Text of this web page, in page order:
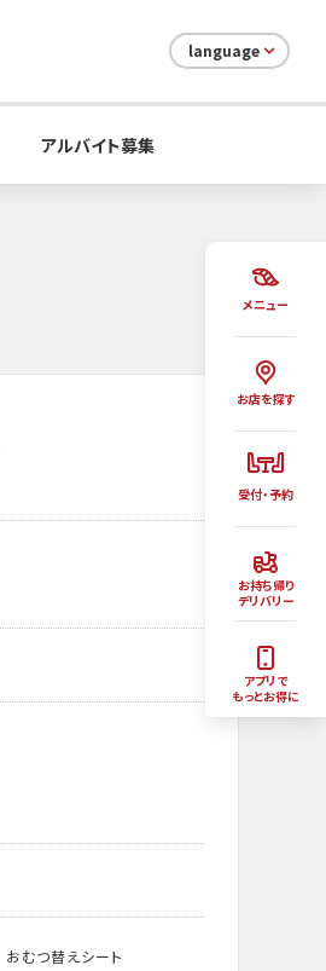
メニュー
お店を探す
受付・予約
お持ち帰り
デリバリー
アプリで
もっとお得に
language
アルバイト募集
おむつ替えシート